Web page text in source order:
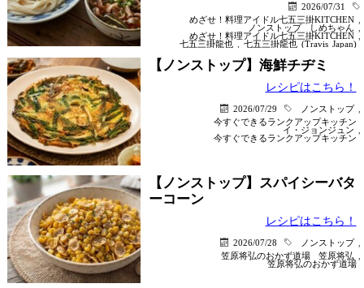
2026/07/31
めざせ！料理アイドル七五三掛KITCHEN
ノンストップ
しめちゃん
,
めざせ！料理アイドル七五三掛KITCHEN ,
七五三掛龍也
七五三掛龍也 (Travis Japan)
【ノンストップ】海鮮チヂミ
レシピはこちら！
2026/07/29 ノンストップ
今すぐできるランクアップキッチン
イ・ジョンジュン
今すぐできるランクアップキッチン
【ノンストップ】スパイシーバタ
ーコーン
レシピはこちら！
2026/07/28 ノンストップ
笠原将弘のおかず道場
笠原将弘
笠原将弘のおかず道場